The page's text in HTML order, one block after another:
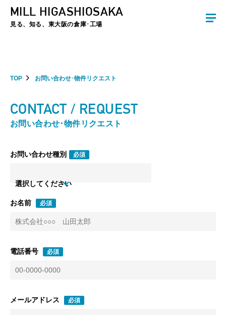
夏季休暇のお知らせ：2026年8月8日(土)～8月16日(日)まで休業とさせていた
MILL HIGASHIOSAKA
見る、知る、東大阪の倉庫･工場
TOP お問い合わせ･物件リクエスト
CONTACT / REQUEST
お問い合わせ･物件リクエスト
お問い合わせ種別 必須
選択してください
お名前 必須
電話番号 必須
メールアドレス 必須